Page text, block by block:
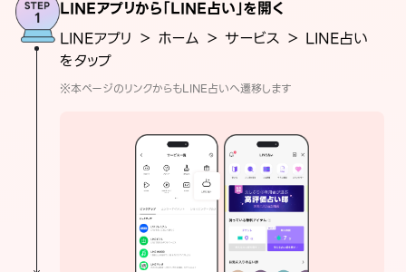
LINEアプリから「LINE占い」を開く
LINEアプリ ＞ ホーム ＞ サービス ＞ LINE占い
をタップ
※本ページのリンクからもLINE占いへ遷移します